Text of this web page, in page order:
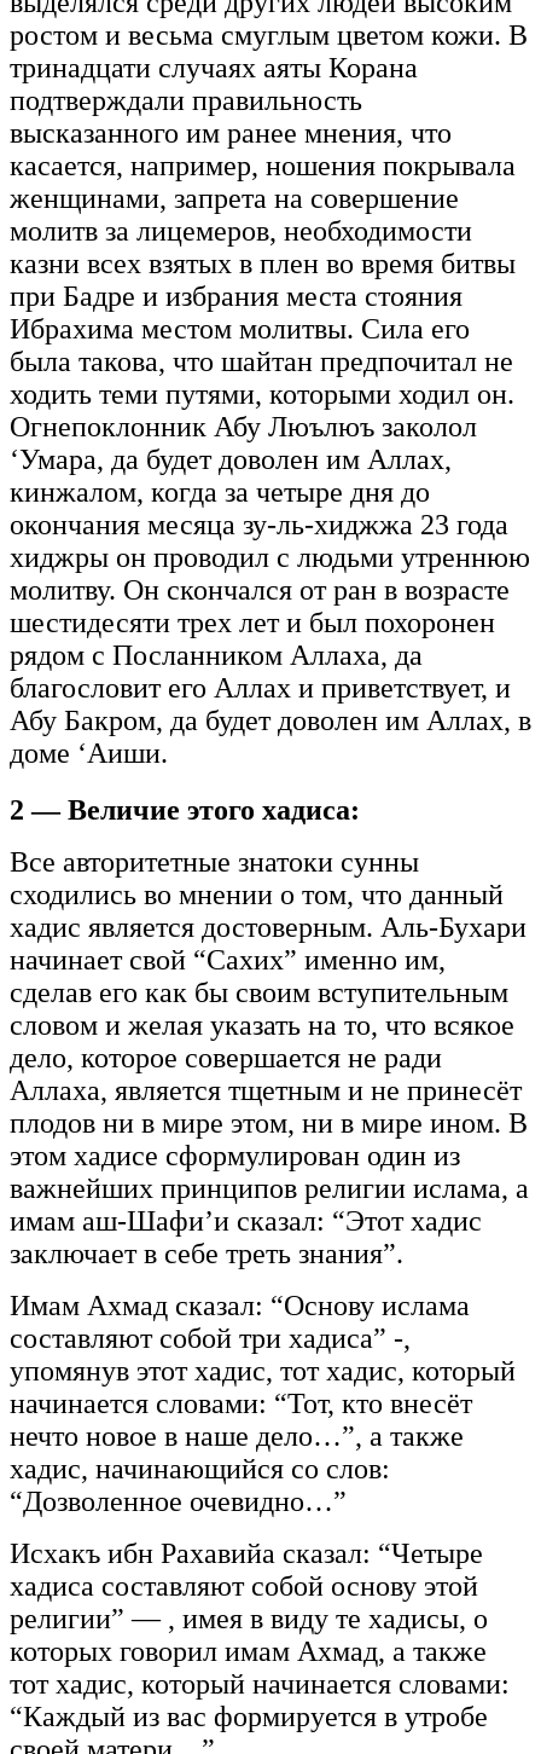
ростом и весьма смуглым цветом кожи. В
тринадцати случаях аяты Корана
подтверждали правильность
высказанного им ранее мнения, что
касается, например, ношения покрывала
женщинами, запрета на совершение
молитв за лицемеров, необходимости
казни всех взятых в плен во время битвы
при Бадре и избрания места стояния
Ибрахима местом молитвы. Сила его
была такова, что шайтан предпочитал не
ходить теми путями, которыми ходил он.
Огнепоклонник Абу Люълюъ заколол
‘Умара, да будет доволен им Аллах,
кинжалом, когда за четыре дня до
окончания месяца зу-ль-хиджжа 23 года
хиджры он проводил с людьми утреннюю
молитву. Он скончался от ран в возрасте
шестидесяти трех лет и был похоронен
рядом с Посланником Аллаха, да
благословит его Аллах и приветствует, и
Абу Бакром, да будет доволен им Аллах, в
доме ‘Аиши.
2 — Величие этого хадиса:
Все авторитетные знатоки сунны
сходились во мнении о том, что данный
хадис является достоверным. Аль-Бухари
начинает свой “Сахих” именно им,
сделав его как бы своим вступительным
словом и желая указать на то, что всякое
дело, которое совершается не ради
Аллаха, является тщетным и не принесёт
плодов ни в мире этом, ни в мире ином. В
этом хадисе сформулирован один из
важнейших принципов религии ислама, а
имам аш-Шафи’и сказал: “Этот хадис
заключает в себе треть знания”.
Имам Ахмад сказал: “Основу ислама
составляют собой три хадиса” -,
упомянув этот хадис, тот хадис, который
начинается словами: “Тот, кто внесёт
нечто новое в наше дело…”, а также
хадис, начинающийся со слов:
“Дозволенное очевидно…”
Исхакъ ибн Рахавийа сказал: “Четыре
хадиса составляют собой основу этой
религии” — , имея в виду те хадисы, о
которых говорил имам Ахмад, а также
тот хадис, который начинается словами:
“Каждый из вас формируется в утробе